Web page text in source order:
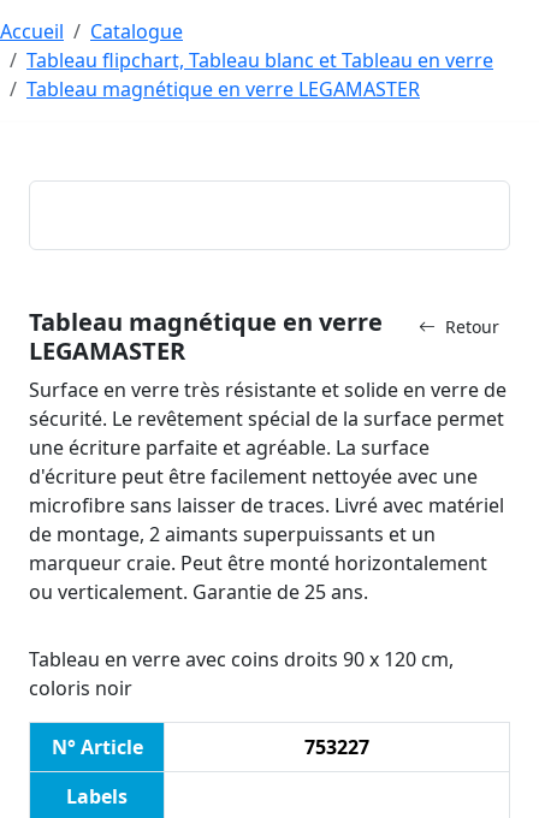
Accueil
Catalogue
Tableau flipchart, Tableau blanc et Tableau en verre
Tableau magnétique en verre LEGAMASTER
Retour
Tableau magnétique en verre
LEGAMASTER
Surface en verre très résistante et solide en verre de
sécurité. Le revêtement spécial de la surface permet
une écriture parfaite et agréable. La surface
d'écriture peut être facilement nettoyée avec une
microfibre sans laisser de traces. Livré avec matériel
de montage, 2 aimants superpuissants et un
marqueur craie. Peut être monté horizontalement
ou verticalement. Garantie de 25 ans.
Tableau en verre avec coins droits 90 x 120 cm,
coloris noir
N° Article
753227
Labels